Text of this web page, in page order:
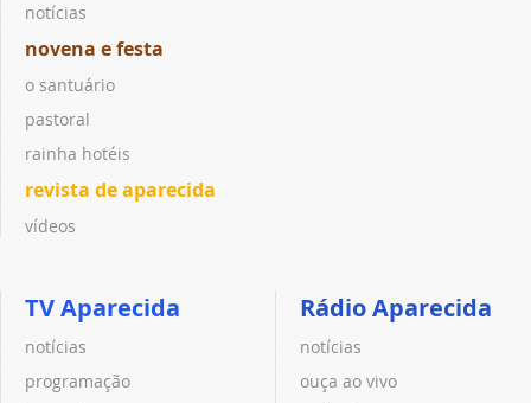
notícias
novena e festa
o santuário
pastoral
rainha hotéis
revista de aparecida
vídeos
TV Aparecida
notícias
programação
Rádio Aparecida
notícias
ouça ao vivo